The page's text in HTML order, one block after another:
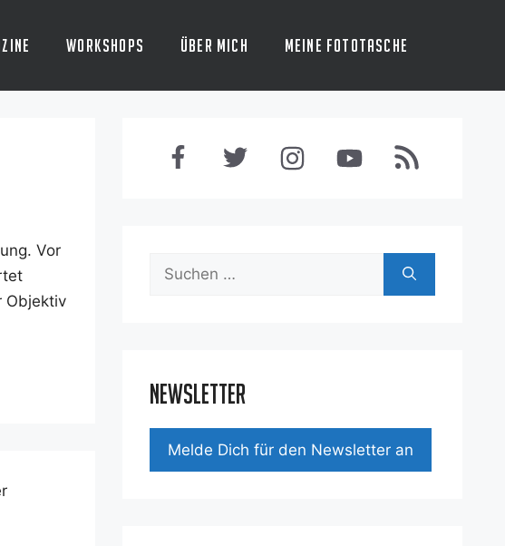
Workshops Über mich Meine Fototasche
Vor
Objek­tiv
Suchen
Newsletter
Mel­de Dich für den News­let­ter an